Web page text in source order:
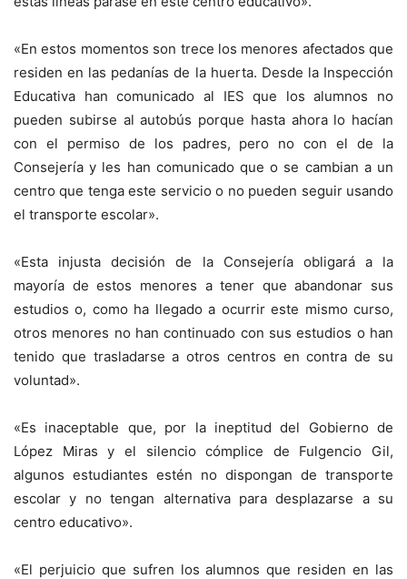
«En estos momentos son trece los menores afectados que
residen en las pedanías de la huerta. Desde la Inspección
Educativa han comunicado al IES que los alumnos no
pueden subirse al autobús porque hasta ahora lo hacían
con el permiso de los padres, pero no con el de la
Consejería y les han comunicado que o se cambian a un
centro que tenga este servicio o no pueden seguir usando
el transporte escolar».
«Esta injusta decisión de la Consejería obligará a la
mayoría de estos menores a tener que abandonar sus
estudios o, como ha llegado a ocurrir este mismo curso,
otros menores no han continuado con sus estudios o han
tenido que trasladarse a otros centros en contra de su
voluntad».
«Es inaceptable que, por la ineptitud del Gobierno de
López Miras y el silencio cómplice de Fulgencio Gil,
algunos estudiantes estén no dispongan de transporte
escolar y no tengan alternativa para desplazarse a su
centro educativo».
«El perjuicio que sufren los alumnos que residen en las